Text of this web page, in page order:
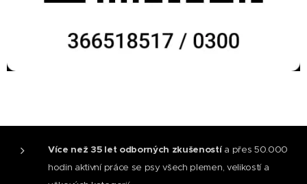
Více než 35 let odborných zkušenostía přes 50.000
hodin aktivní práce se psy všech plemen, velikostí a